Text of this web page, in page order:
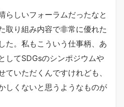
しいフォーラムだったなと
取り組み内容で非常に優れた
た。私もこういう仕事柄、あ
してSDGsのシンポジウムや
ていただくんですけれども、
しくないと思うようなものが